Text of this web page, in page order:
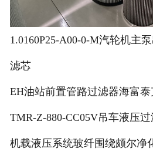
1.0160P25-A00-0-M汽轮机主
滤芯
EH油站前置管路过滤器海富泰
TMR-Z-880-CC05V吊车液压
机载液压系统玻纤围绕颇尔净